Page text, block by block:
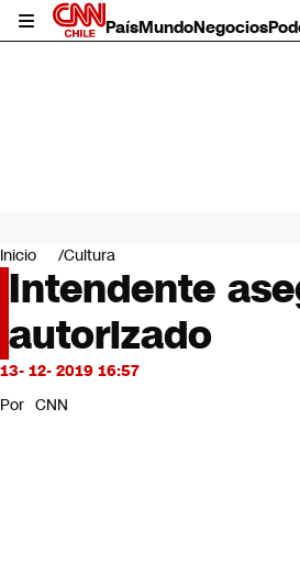
PaísMundoNegocios
Mundo
Negocios
Deportes
Programas completos
Cultura
Servicios
Bits
CNN Data
Inicio Cultura
Intendente
autorizado
13- 12- 2019 16:57
Por CNN